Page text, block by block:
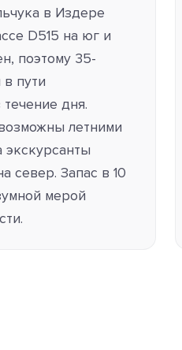
в Издере
D515 на юг и
поэтому 35-
пути
дня.
летними
экскурсанты
север. Запас в 10
мерой